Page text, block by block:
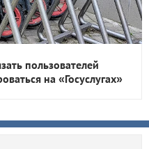
пользователей
на «Госуслугах»